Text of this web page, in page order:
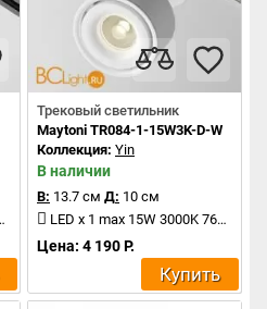
Трековый светильник
Maytoni TR084-1-15W3K-D-W
Коллекция: Yin
В наличии
В: 13.7 см Д: 10 см
LED x 1 max 15W 3000K 760Lm
Цена: 4 190 Р.
Купить